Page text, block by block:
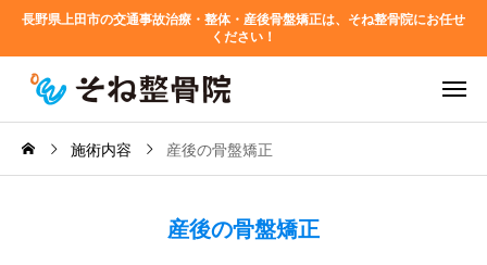
長野県上田市の交通事故治療・整体・産後骨盤矯正は、そね整骨院にお任せ
ください！
施術内容 産後の骨盤矯正
産後の骨盤矯正